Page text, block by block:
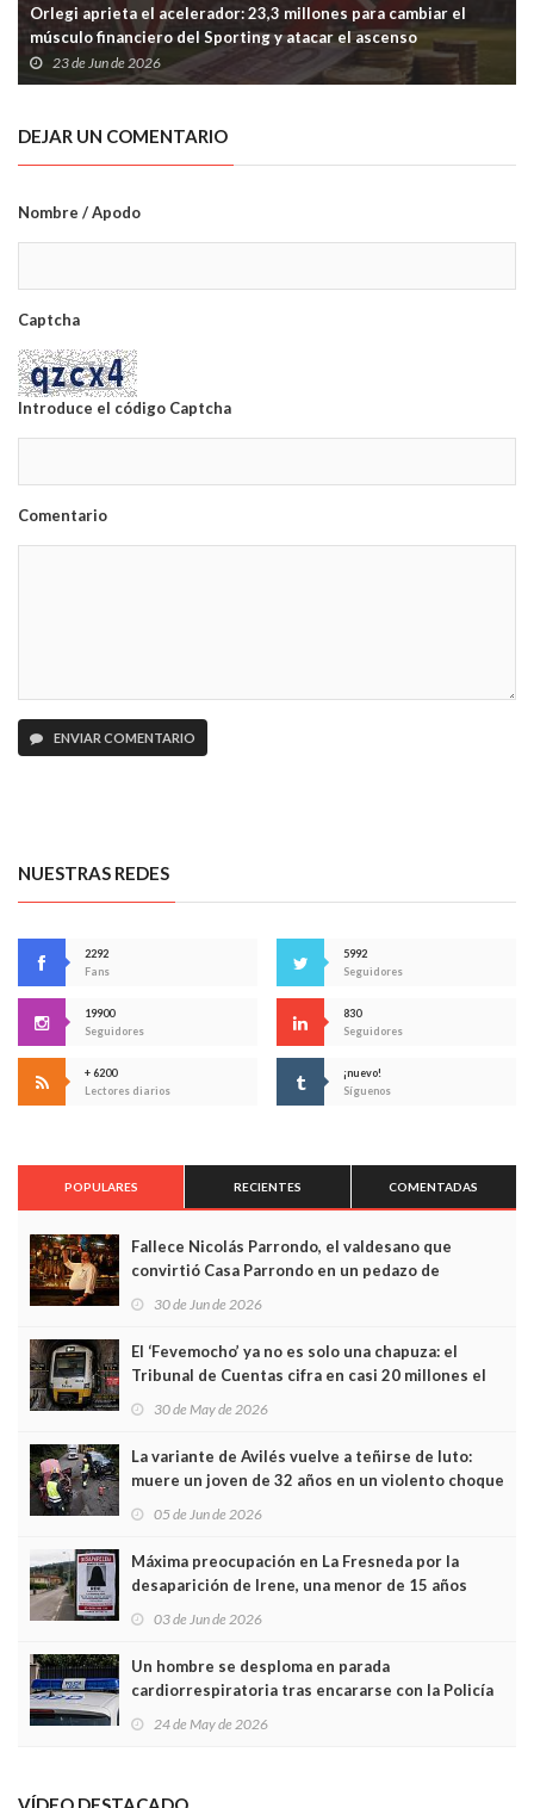
Orlegi aprieta el acelerador: 23,3 millones para cambiar el
músculo financiero del Sporting y atacar el ascenso
23 de Jun de 2026
DEJAR UN COMENTARIO
Nombre / Apodo
Captcha
Introduce el código Captcha
Comentario
ENVIAR COMENTARIO
NUESTRAS REDES
2292
Fans
5992
Seguidores
19900
Seguidores
830
Seguidores
+ 6200
Lectores diarios
¡nuevo!
Síguenos
POPULARES RECIENTES COMENTADAS
Fallece Nicolás Parrondo, el valdesano que
convirtió Casa Parrondo en un pedazo de
Asturias en Madrid
30 de Jun de 2026
El ‘Fevemocho’ ya no es solo una chapuza: el
Tribunal de Cuentas cifra en casi 20 millones el
sobrecoste de los trenes que no cabían por los
30 de May de 2026
La variante de Avilés vuelve a teñirse de luto:
muere un joven de 32 años en un violento choque
frontal
05 de Jun de 2026
Máxima preocupación en La Fresneda por la
desaparición de Irene, una menor de 15 años
03 de Jun de 2026
Un hombre se desploma en parada
cardiorrespiratoria tras encararse con la Policía
Local en Luanco
24 de May de 2026